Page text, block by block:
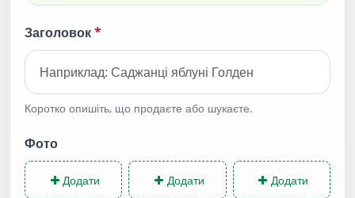
Заголовок*
Коротко опишіть, що продаєте або шукаєте.
Фото
Додати Додати Додати